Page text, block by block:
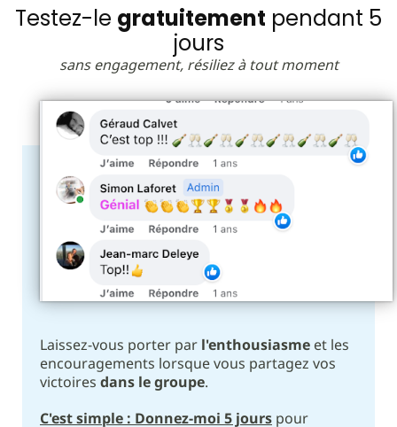
Testez-le gratuitement pendant 5
jours
sans engagement, résiliez à tout moment
Laissez-vous porter par l'enthousiasme et les
encouragements lorsque vous partagez vos
victoires dans le groupe.
C'est simple : Donnez-moi 5 jours pour